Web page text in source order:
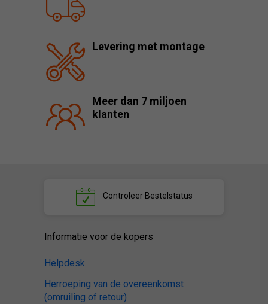
Levering met montage
Meer dan 7 miljoen
klanten
ControleerBestelstatus
Informatie voor de kopers
Helpdesk
Herroeping van de overeenkomst
(omruiling of retour)